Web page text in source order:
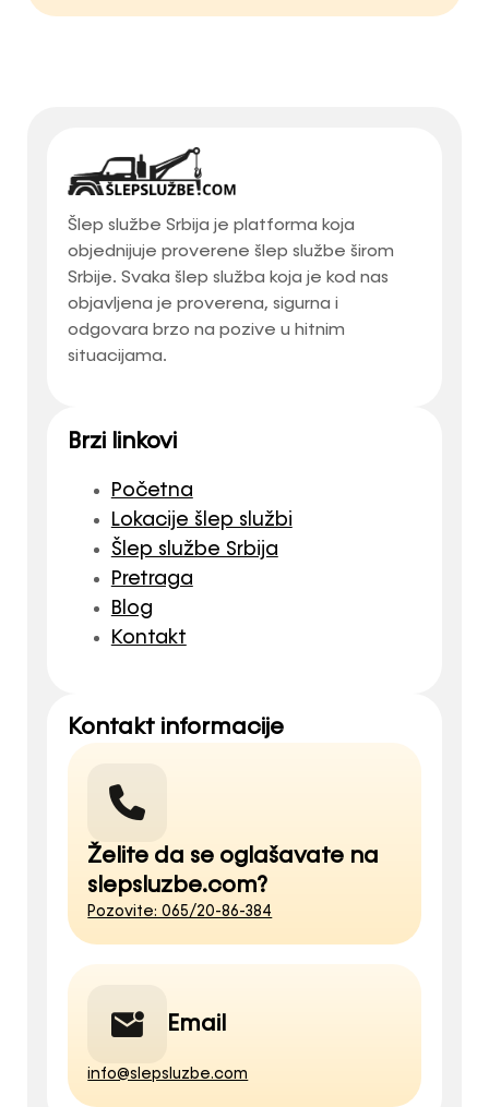
Šlep službe Srbija je platforma koja
objednijuje proverene šlep službe širom
Srbije. Svaka šlep služba koja je kod nas
objavljena je proverena, sigurna i
odgovara brzo na pozive u hitnim
situacijama.
Brzi linkovi
Početna
Lokacije šlep službi
Šlep službe Srbija
Pretraga
Blog
Kontakt
Kontakt informacije
Želite da se oglašavate na
slepsluzbe.com?
Pozovite: 065/20-86-384
Email
info@slepsluzbe.com